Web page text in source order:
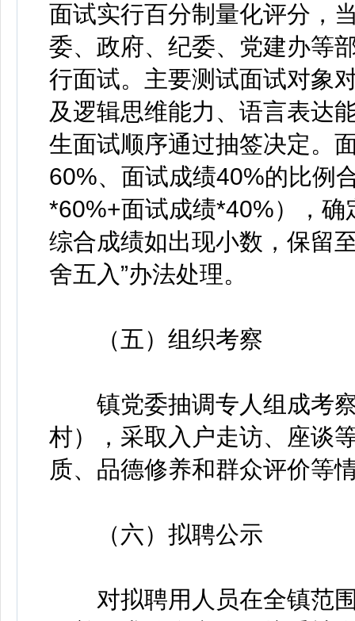
面试实行百分制量化评分，
委、政府、纪委、党建办等
行面试。主要测试面试对象
及逻辑思维能力、语言表达
生面试顺序通过抽签决定。
60%、面试成绩40%的比例
*60%+面试成绩*40%），
综合成绩如出现小数，保留
舍五入”办法处理。
（五）组织考察
镇党委抽调专人组成考察
村），采取入户走访、座谈
质、品德修养和群众评价等
（六）拟聘公示
对拟聘用人员在全镇范围